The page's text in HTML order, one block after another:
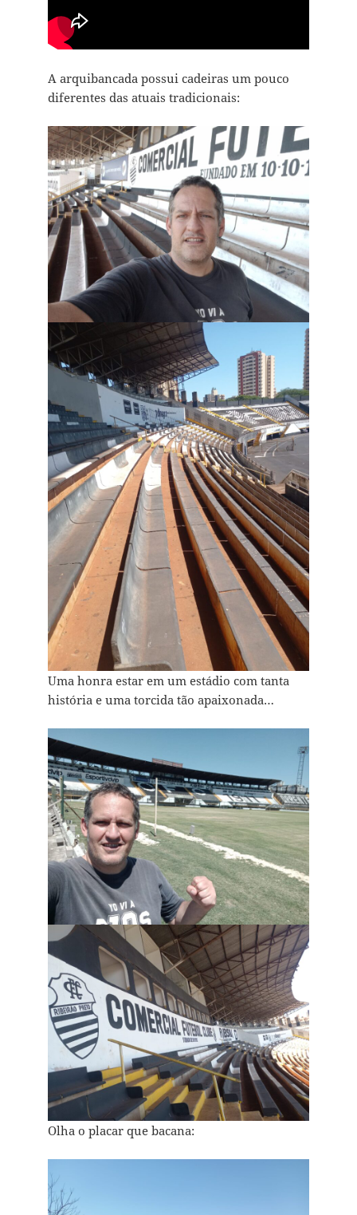
A arquibancada possui cadeiras um pouco
diferentes das atuais tradicionais:
Uma honra estar em um estádio com tanta
história e uma torcida tão apaixonada…
Olha o placar que bacana: